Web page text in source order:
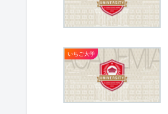
いちご大学